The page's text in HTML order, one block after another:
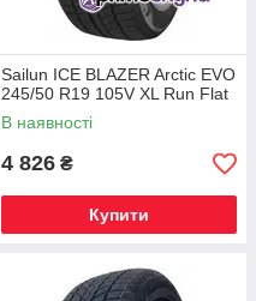
Sailun ICE BLAZER Arctic EVO
245/50 R19 105V XL Run Flat
В наявності
4 826 ₴
Купити